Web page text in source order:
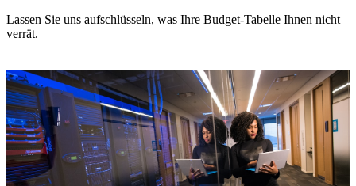
Lassen Sie uns aufschlüsseln, was Ihre Budget-Tabelle Ihnen nicht
verrät.